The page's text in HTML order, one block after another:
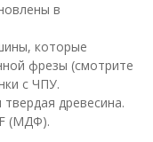
в
которые
фрезы (смотрите
с ЧПУ.
твердая древесина.
(МДФ).